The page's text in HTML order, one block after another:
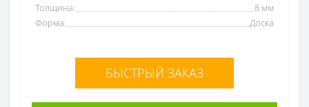
Толщина:
8 мм
Форма:
Доска
БЫСТРЫЙ ЗАКАЗ